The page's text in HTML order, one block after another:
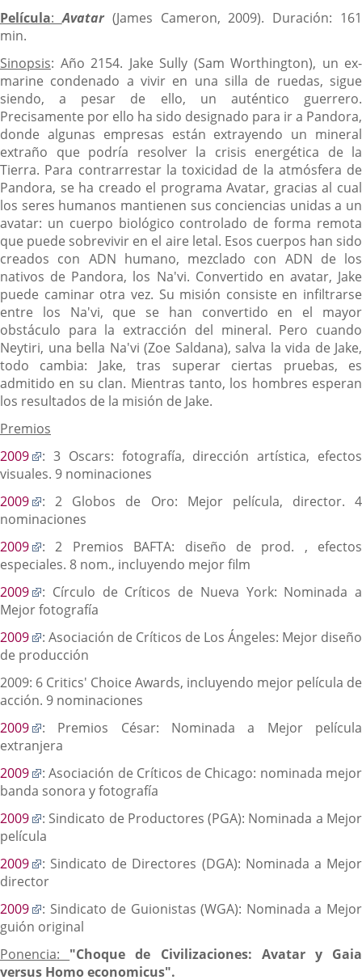
Película:Avatar(James Cameron, 2009). Duración: 161
min.
Sinopsis: Año 2154. Jake Sully (Sam Worthington), un ex-
marine condenado a vivir en una silla de ruedas, sigue
siendo, a pesar de ello, un auténtico guerrero.
Precisamente por ello ha sido designado para ir a Pandora,
donde algunas empresas están extrayendo un mineral
extraño que podría resolver la crisis energética de la
Tierra. Para contrarrestar la toxicidad de la atmósfera de
Pandora, se ha creado el programa Avatar, gracias al cual
los seres humanos mantienen sus conciencias unidas a un
avatar: un cuerpo biológico controlado de forma remota
que puede sobrevivir en el aire letal. Esos cuerpos han sido
creados con ADN humano, mezclado con ADN de los
nativos de Pandora, los Na'vi. Convertido en avatar, Jake
puede caminar otra vez. Su misión consiste en infiltrarse
entre los Na'vi, que se han convertido en el mayor
obstáculo para la extracción del mineral. Pero cuando
Neytiri, una bella Na'vi (Zoe Saldana), salva la vida de Jake,
todo cambia: Jake, tras superar ciertas pruebas, es
admitido en su clan. Mientras tanto, los hombres esperan
los resultados de la misión de Jake.
Premios
2009
Enlace
a
aplicación
externa.
: 3 Oscars: fotografía, dirección artística, efectos
visuales. 9 nominaciones
2009
Enlace
a
aplicación
externa.
: 2 Globos de Oro: Mejor película, director. 4
nominaciones
2009
Enlace
a
aplicación
externa.
: 2 Premios BAFTA: diseño de prod. , efectos
especiales. 8 nom., incluyendo mejor film
2009
Enlace
a
aplicación
externa.
: Círculo de Críticos de Nueva York: Nominada a
Mejor fotografía
2009
Enlace
a
aplicación
externa.
: Asociación de Críticos de Los Ángeles: Mejor diseño
de producción
2009: 6 Critics' Choice Awards, incluyendo mejor película de
acción. 9 nominaciones
2009
Enlace
a
aplicación
externa.
: Premios César: Nominada a Mejor película
extranjera
2009
Enlace
a
aplicación
externa.
: Asociación de Críticos de Chicago: nominada mejor
banda sonora y fotografía
2009
Enlace
a
aplicación
externa.
: Sindicato de Productores (PGA): Nominada a Mejor
película
2009
Enlace
a
aplicación
externa.
: Sindicato de Directores (DGA): Nominada a Mejor
director
2009
Enlace
a
aplicación
: Sindicato de Guionistas (WGA): Nominada a Mejor
guión original
Ponencia: "Choque de Civilizaciones: Avatar y Gaia
versus Homo economicus".